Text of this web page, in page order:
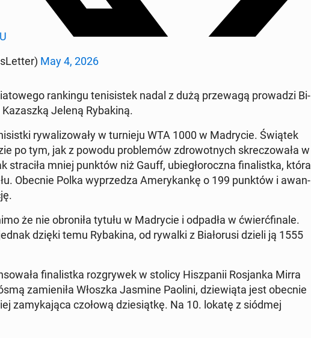
May 4, 2026
rankingu teni­sis­tek nadal z dużą przewagą prowadzi Bi­
Jeleną Ry­bak­iną.
ry­wal­i­zowały w turnieju WTA 1000 w Madrycie. Świątek
po tym, jak z powodu prob­lemów zdrowot­nych skrec­zowała w
straciła mniej punktów niż Gauff, ubiegłorocz­na fi­nal­ist­ka, która
Obecnie Polka wyprzedza Amerykankę o 199 punktów i awan­
że nie obroniła tytułu w Madrycie i odpadła w ćwierć­fi­nale.
dzięki temu Ry­bak­i­na, od rywalki z Bi­ałorusi dzieli ją 1555
fi­nal­ist­ka roz­gry­wek w stolicy Hisz­panii Ros­jan­ka Mirra
za­mieniła Włoszka Jasmine Paolini, dziewią­ta jest obecnie
za­myka­ją­ca czołową dziesiątkę. Na 10. lokatę z siódmej